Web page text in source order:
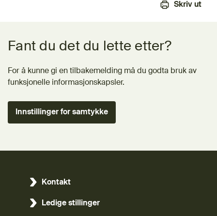
Skriv ut
Fant du det du lette etter?
For å kunne gi en tilbakemelding må du godta bruk av
funksjonelle informasjonskapsler.
Innstillinger for samtykke
Kontakt
Ledige stillinger